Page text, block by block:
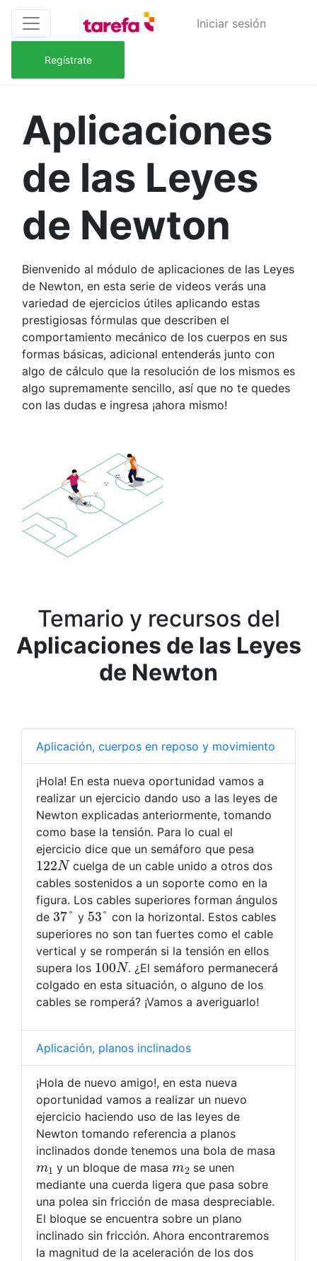
Iniciar sesión
Regístrate
Aplicaciones
de las Leyes
de Newton
Bienvenido al módulo de aplicaciones de las Leyes
de Newton, en esta serie de videos verás una
variedad de ejercicios útiles aplicando estas
prestigiosas fórmulas que describen el
comportamiento mecánico de los cuerpos en sus
formas básicas, adicional entenderás junto con
algo de cálculo que la resolución de los mismos es
algo supremamente sencillo, así que no te quedes
con las dudas e ingresa ¡ahora mismo!
Temario y recursos del
Aplicaciones de las Leyes
de Newton
Aplicación, cuerpos en reposo y movimiento
¡Hola! En esta nueva oportunidad vamos a
realizar un ejercicio dando uso a las leyes de
Newton explicadas anteriormente, tomando
como base la tensión. Para lo cual el
ejercicio dice que un semáforo que pesa
122Ncuelga de un cable unido a otros dos
cables sostenidos a un soporte como en la
figura. Los cables superiores forman ángulos
de 37°y 53°con la horizontal. Estos cables
superiores no son tan fuertes como el cable
vertical y se romperán si la tensión en ellos
supera los 100N. ¿El semáforo permanecerá
colgado en esta situación, o alguno de los
cables se romperá? ¡Vamos a averiguarlo!
Aplicación, planos inclinados
¡Hola de nuevo amigo!, en esta nueva
oportunidad vamos a realizar un nuevo
ejercicio haciendo uso de las leyes de
Newton tomando referencia a planos
inclinados donde tenemos una bola de masa
m1 y un bloque de masam2se unen
mediante una cuerda ligera que pasa sobre
una polea sin fricción de masa despreciable.
El bloque se encuentra sobre un plano
inclinado sin fricción. Ahora encontraremos
la magnitud de la aceleración de los dos